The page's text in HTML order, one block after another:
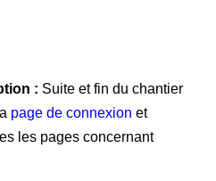
: Suite et fin du chantier
page de connexion et
les pages concernant